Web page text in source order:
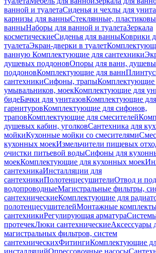
ванной и туалетаСиденья и чехлы для
карнизы для ванныСтеклянные,
ванныНаборы для ванной и туалетаЗеркала
косметическиеСиденья для ванныКоврики
туалетаЭкран-дверки в туалет
ванную Комплектующие для сантехники
душевых поддоновОпоры для ванн,
поддоновКомплектующие для ванн
сантехникиСифоны, трапыКомплектующие
умывальников, моекКомплектующие для
бидеБачки для унитазовКомплектующие
гарнитуровКомплектующие для сифонов,
траповКомплектующие для смесителей
душевых кабин, уголковСантехника для
мойкиКухонные мойки со смесителями
кухонных моекИзмельчители пищевых
очистки питьевой водыСифоны для
моекКомплектующие для кухонных моек
сантехникаИнсталляции для
сантехникиПолотенцесушителиОтвод и
водопроводныеМагистральные фильтры,
сантехническиеКомплектующие для
полотенцесушителейМонтажные
сантехникиРегулирующая арматура
протечекЛюки сантехническиеАксессуары
магистральных фильтров, систем
сантехническихФитингиКомплектующие
инсталляцийОпрессовочные насосы